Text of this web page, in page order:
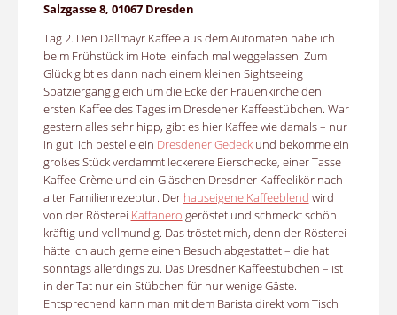
Salzgasse 8, 01067 Dresden
Tag 2. Den Dallmayr Kaffee aus dem Automaten habe ich
beim Frühstück im Hotel einfach mal weggelassen. Zum
Glück gibt es dann nach einem kleinen Sightseeing
Spatziergang gleich um die Ecke der Frauenkirche den
ersten Kaffee des Tages im Dresdener Kaffeestübchen. War
gestern alles sehr hipp, gibt es hier Kaffee wie damals – nur
in gut. Ich bestelle ein Dresdener Gedeckund bekomme ein
großes Stück verdammt leckerere Eierschecke, einer Tasse
Kaffee Crème und ein Gläschen Dresdner Kaffeelikör nach
alter Familienrezeptur. Der hauseigene Kaffeeblend wird
von der Rösterei Kaffanero geröstet und schmeckt schön
kräftig und vollmundig. Das tröstet mich, denn der Rösterei
hätte ich auch gerne einen Besuch abgestattet – die hat
sonntags allerdings zu. Das Dresdner Kaffeestübchen – ist
in der Tat nur ein Stübchen für nur wenige Gäste.
Entsprechend kann man mit dem Barista direkt vom Tisch